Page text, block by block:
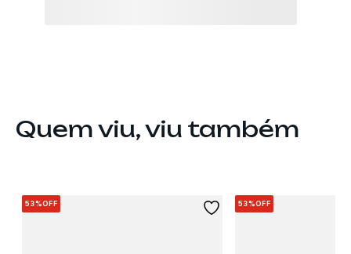
Quem viu, viu também
53%OFF 53%OFF